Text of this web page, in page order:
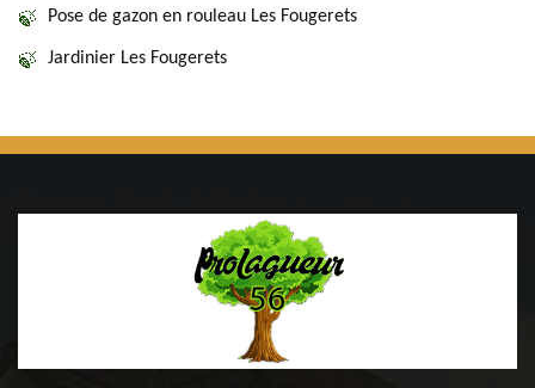
Pose de gazon en rouleau Les Fougerets
Jardinier Les Fougerets